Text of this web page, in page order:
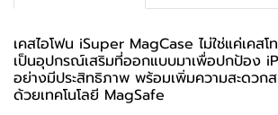
เคสไอโฟน iSuper MagCase ไม่ใช่แค่เคส
เป็นอุปกรณ์เสริมที่ออกแบบมาเพื่อปกป้อง
อย่างมีประสิทธิภาพ พร้อมเพิ่มความสะดวกส
ด้วยเทคโนโลยี MagSafe